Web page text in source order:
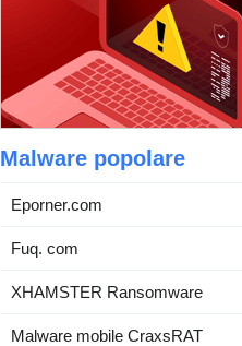
Malware popolare
Eporner.com
Fuq. com
XHAMSTER Ransomware
Malware mobile CraxsRAT